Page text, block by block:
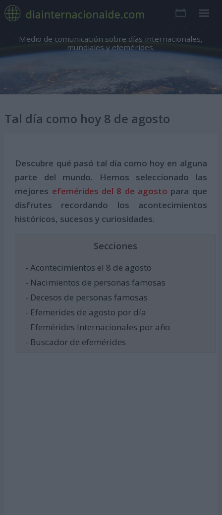
Medio de comunicación sobre días internacionales,
mundiales y efemérides.
Tal día como hoy 8 de agosto
Descubre qué pasó tal día como hoy en alguna
parte del mundo. Hemos seleccionado las
mejores efemérides del 8 de agosto para que
disfrutes recordando los acontecimientos
históricos, sucesos y curiosidades.
Secciones
- Acontecimientos el 8 de agosto
- Nacimientos de personas famosas
- Decesos de personas famosas
- Efemerides de agosto por día
- Efemérides Internacionales por año
- Buscador de efemérides